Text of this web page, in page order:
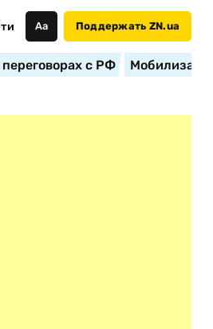
Аа Поддержать ZN.ua
с РФ